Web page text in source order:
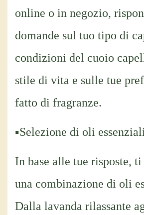
online o in negozio,
domande sul tuo tipo di
condizioni del cuoio
stile di vita e sulle tue
fatto di fragranze.
▪Selezione di oli
In base alle tue risposte,
una combinazione di oli
Dalla lavanda rilassante